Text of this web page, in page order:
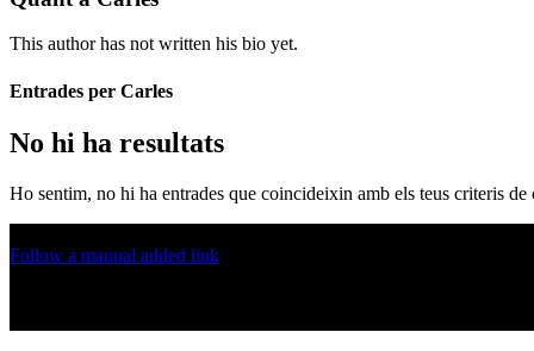
This author has not written his bio yet.
Entrades per Carles
No hi ha resultats
Ho sentim, no hi ha entrades que coincideixin amb els teus criteris de
Follow a manual added link